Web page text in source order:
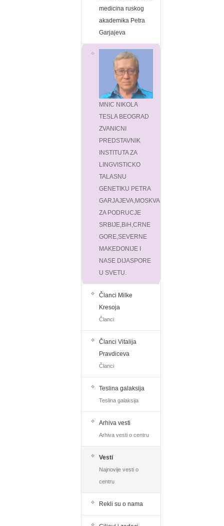
medicina ruskog
akademika Petra
Garjajeva
MNIC NIKOLA
TESLA BEOGRAD
ZVANICNI
PREDSTAVNIK
INSTITUTA ZA
LINGVISTICKO
TALASNU
GENETIKU PETRA
GARJAJEVA,MOSKVA
ZA PODRUCJE
SRBIJE,BiH,CRNE
GORE,SEVERNE
MAKEDONIJE I
NASE DIJASPORE
U SVETU.
Članci Milke
Kresoja
Članci
Članci Vitalija
Pravdiceva
Članci
Teslina galaksija
Teslina galaksija
Arhiva vesti
Arhiva vesti o centru
Vesti
Najnovije vesti o
centru
Rekli su o nama